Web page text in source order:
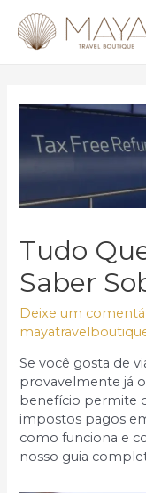
para
Tudo
Saber
Deixe um
Se você gosta de
provavelmente já
benefício permite
impostos pagos
como funciona e
nosso guia